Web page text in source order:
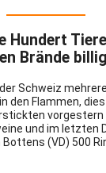
Hundert
Brände
Schweiz
den Flammen,
vorgestern
und im letzten
(VD) 500